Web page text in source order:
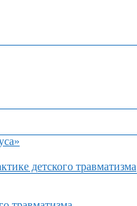
детского травматизма